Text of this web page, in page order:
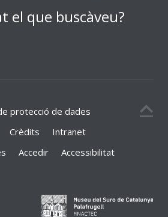
el que buscàveu?
protecció de dades
Crèdits
Intranet
Accedir
Accessibilitat